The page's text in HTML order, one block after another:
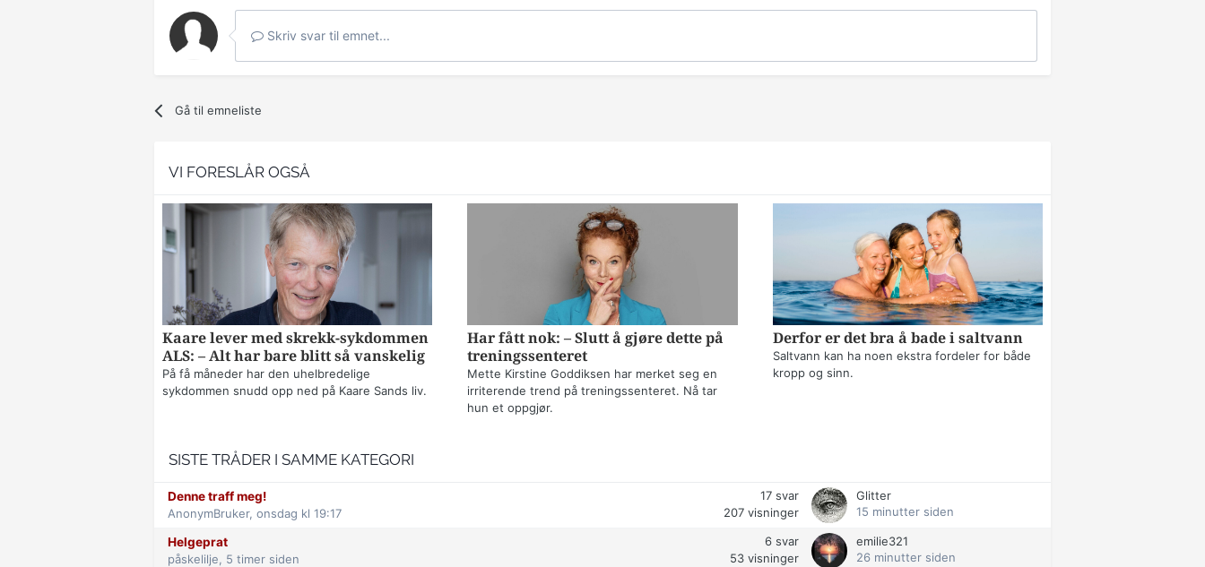
Skriv svar til emnet...
Gå til emneliste
VI FORESLÅR OGSÅ
Kaare lever med skrekk-sykdommen
ALS: – Alt har bare blitt så vanskelig
På få måneder har den uhelbredelige
sykdommen snudd opp ned på Kaare Sands liv.
Har fått nok: – Slutt å gjøre dette på
treningssenteret
Mette Kirstine Goddiksen har merket seg en
irriterende trend på treningssenteret. Nå tar
hun et oppgjør.
Derfor er det bra å bade i saltvann
Saltvann kan ha noen ekstra fordeler for både
kropp og sinn.
SISTE TRÅDER I SAMME KATEGORI
Denne traff meg!
AnonymBruker, onsdag kl 19:17
17 svar
207 visninger
Glitter
15 minutter siden
Helgeprat
påskelilje, 5 timer siden
6 svar
53 visninger
emilie321
26 minutter siden